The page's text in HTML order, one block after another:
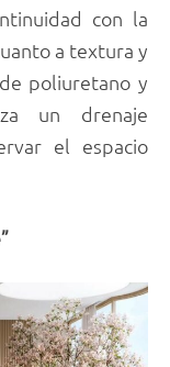
con la
a textura y
poliuretano y
un drenaje
el espacio